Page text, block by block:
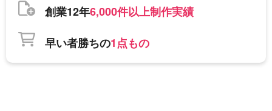
創業12年6,000件以上制作実績
早い者勝ちの1点もの